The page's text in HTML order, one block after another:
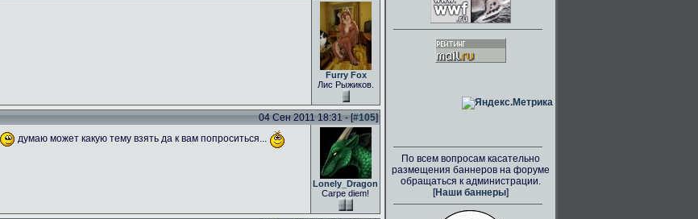
Furry Fox
Лис Рыжиков.
04 Сен 2011 18:31 - [#105]
думаю может какую тему взять да к вам попроситься...
Lonely_Dragon
Carpe diem!
По всем вопросам касательно
размещения баннеров на форуме
обращаться к администрации.
[Наши баннеры]